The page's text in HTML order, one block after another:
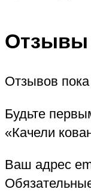
Отзывы
Отзывов пока
Будьте
«Качели
Ваш адрес